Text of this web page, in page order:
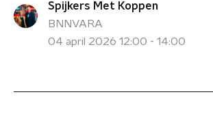
Spijkers Met Koppen
BNNVARA
04 april 2026 12:00 - 14:00